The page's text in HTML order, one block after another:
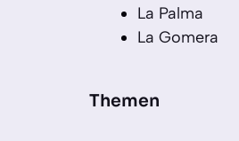
La Palma
La Gomera
Themen